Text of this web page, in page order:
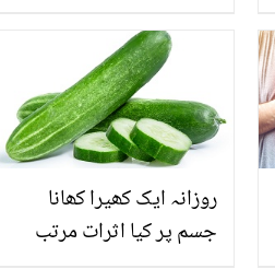
کا وہ طریقہ جو کئی
تکلیفوں سے نجات دے
روزانہ ایک کھیرا کھانا
جسم پر کیا اثرات مرتب